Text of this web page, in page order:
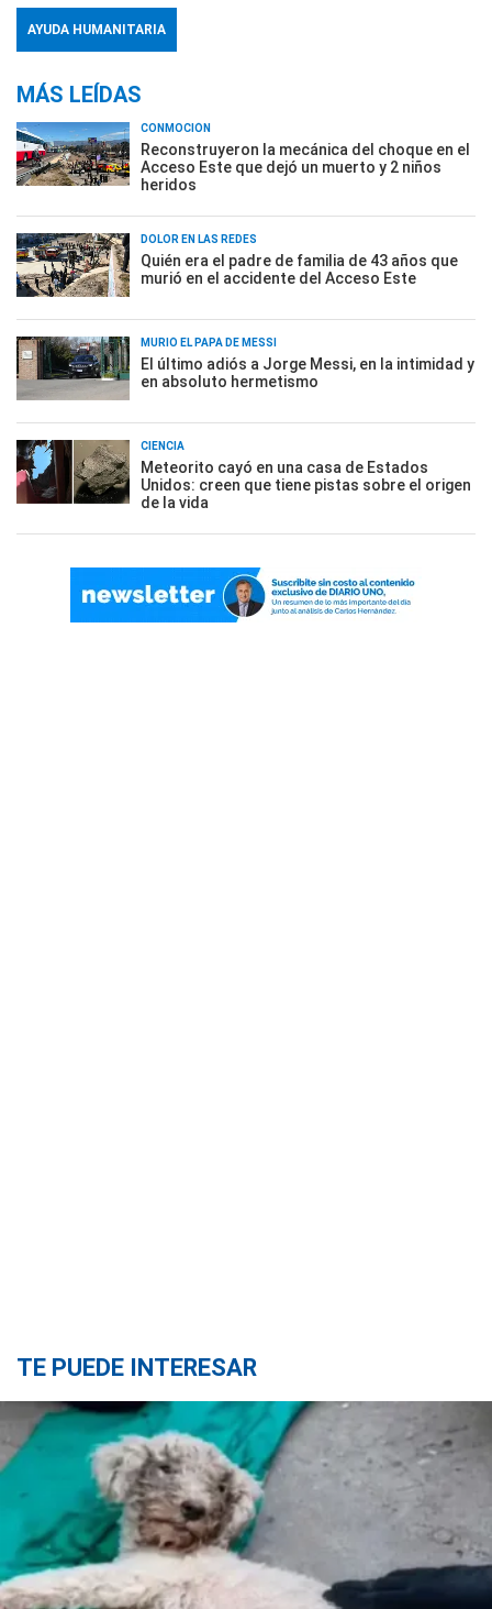
AYUDA HUMANITARIA
MÁS LEÍDAS
CONMOCIÓN
Reconstruyeron la mecánica del choque en el
Acceso Este que dejó un muerto y 2 niños
heridos
DOLOR EN LAS REDES
Quién era el padre de familia de 43 años que
murió en el accidente del Acceso Este
MURIÓ EL PAPÁ DE MESSI
El último adiós a Jorge Messi, en la intimidad y
en absoluto hermetismo
CIENCIA
Meteorito cayó en una casa de Estados
Unidos: creen que tiene pistas sobre el origen
de la vida
TE PUEDE INTERESAR